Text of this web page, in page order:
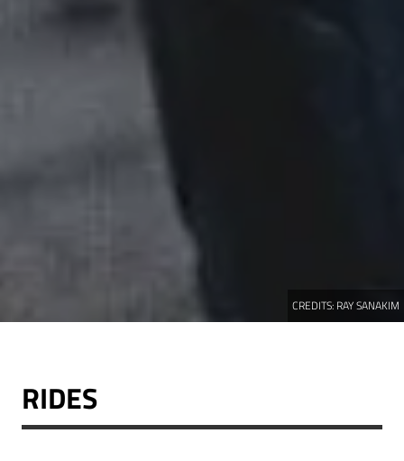
CREDITS: RAY SANAKIM
RIDES